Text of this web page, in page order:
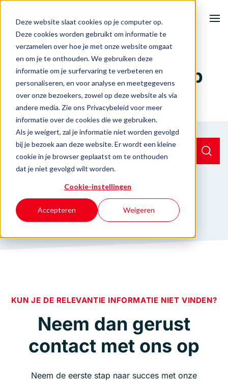
Deze website slaat cookies op je computer op.
Deze cookies worden gebruikt om informatie te
verzamelen over hoe je met onze website omgaat
en om je te onthouden. We gebruiken deze
informatie om je surfervaring te verbeteren en
personaliseren, en voor analyse en meetgegevens
over onze bezoekers, zowel op deze website als via
andere media. Zie ons Privacybeleid voor meer
informatie over de cookies die we gebruiken.
Als je weigert, zal je informatie niet worden gevolgd
bij je bezoek aan deze website. Er wordt een kleine
cookie in je browser geplaatst om te onthouden
dat je niet gevolgd wilt worden.
Cookie-instellingen
Accepteren Weigeren
Onze activiteiten
Ondernemersuitdagingen
Events & inspiratie
Over BOOST
Contact
Waar ben je naar op
zoek?
Could not loads results. Please refresh the page.
KUN JE DE RELEVANTIE INFORMATIE NIET VINDEN?
Neem dan gerust
contact met ons op
Neem de eerste stap naar succes met onze